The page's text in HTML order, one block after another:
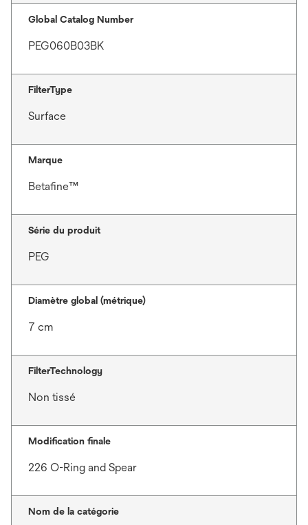
Global Catalog Number
PEG060B03BK
FilterType
Surface
Marque
Betafine™
Série du produit
PEG
Diamètre global (métrique)
7 cm
FilterTechnology
Non tissé
Modification finale
226 O-Ring and Spear
Nom de la catégorie